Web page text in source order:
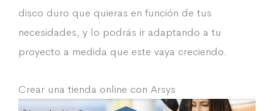
disco duro que quieras en función de tus
necesidades, y lo podrás ir adaptando a tu
proyecto a medida que este vaya creciendo.
Crear una tienda online con Arsys